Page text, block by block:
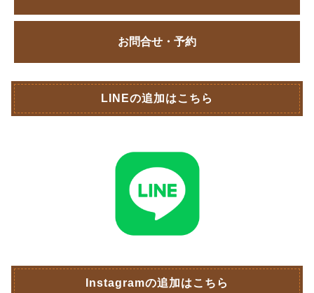
お問合せ・予約
LINEの追加はこちら
Instagramの追加はこちら